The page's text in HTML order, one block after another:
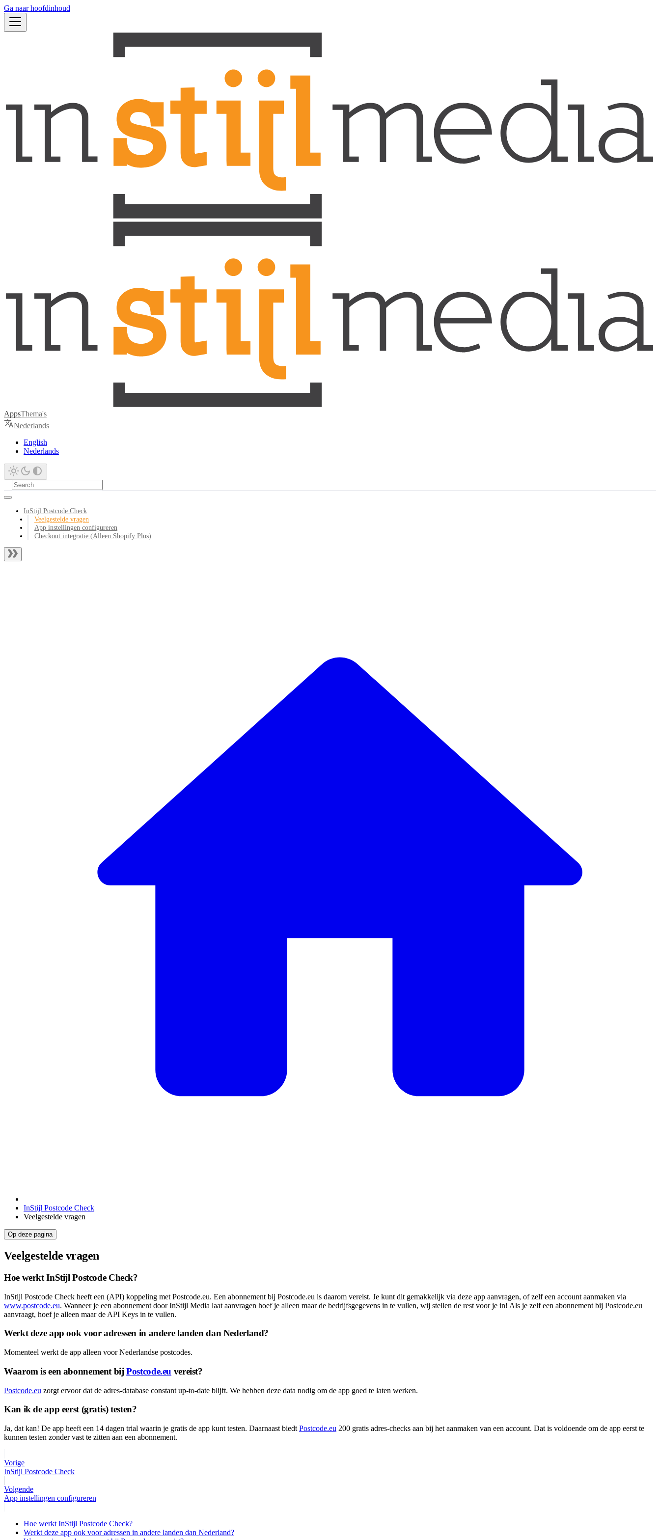
Ga naar hoofdinhoud
AppsThema's
Nederlands
English
Nederlands
InStijl Postcode Check
Veelgestelde vragen
App instellingen configureren
Checkout integratie (Alleen Shopify Plus)
InStijl Postcode Check
Veelgestelde vragen
Op deze pagina
Veelgestelde vragen
Hoe werkt InStijl Postcode Check?
InStijl Postcode Check heeft een (API) koppeling met Postcode.eu. Een abonnement bij Postcode.eu is daarom vereist. Je kunt dit gemakkelijk via deze app aanvragen, of zelf een account aanmaken via
www.postcode.eu. Wanneer je een abonnement door InStijl Media laat aanvragen hoef je alleen maar de bedrijfsgegevens in te vullen, wij stellen de rest voor je in! Als je zelf een abonnement bij Postcode.eu
aanvraagt, hoef je alleen maar de API Keys in te vullen.
Werkt deze app ook voor adressen in andere landen dan Nederland?
Momenteel werkt de app alleen voor Nederlandse postcodes.
Waarom is een abonnement bijPostcode.eu vereist?
Postcode.eu zorgt ervoor dat de adres-database constant up-to-date blijft. We hebben deze data nodig om de app goed te laten werken.
Kan ik de app eerst (gratis) testen?
Ja, dat kan! De app heeft een 14 dagen trial waarin je gratis de app kunt testen. Daarnaast biedt Postcode.eu 200 gratis adres-checks aan bij het aanmaken van een account. Dat is voldoende om de app eerst te
kunnen testen zonder vast te zitten aan een abonnement.
Vorige
InStijl Postcode Check
Volgende
App instellingen configureren
Hoe werkt InStijl Postcode Check?
Werkt deze app ook voor adressen in andere landen dan Nederland?